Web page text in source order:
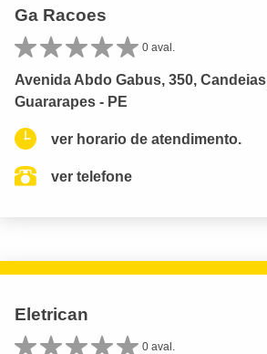
Ga Racoes
0 aval.
Avenida Abdo Gabus, 350,
Guararapes - PE
ver horario de atendimento.
ver telefone
Eletrican
0 aval.